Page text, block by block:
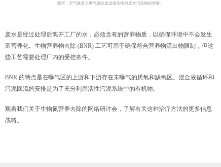
图20：空气被泵入曝气池以促进微生物对废水污染物的降解。
废水是经过处理后离开工厂的水，必须含有的营养物质，以确保环境中不会发生
富营养化。生物营养物去除 (BNR) 工艺可用于确保符合营养物流出物限制，但这
些工艺需要处理厂内的受控条件。
BNR 的特点是在曝气区的上游和下游存在未曝气的厌氧和缺氧区。混合液循环和
污泥回流的安排是为了充分利用活性污泥系统中的有机物。
观看我们关于生物氮营养去除的网络研讨会，了解有关这种治疗方法的更多信息
战略。